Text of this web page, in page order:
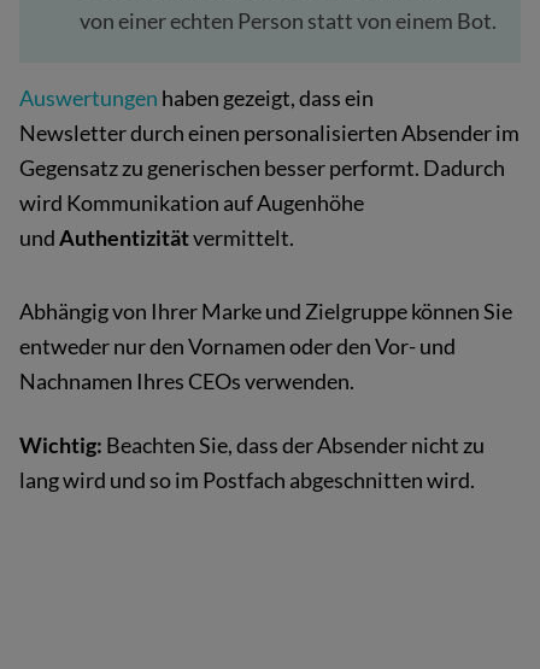
von einer echten Person statt von einem Bot.
Auswertungen haben gezeigt, dass ein
Newsletterdurch einen personalisierten Absender im
Gegensatz zu generischen besser performt. Dadurch
wird Kommunikation auf Augenhöhe
undAuthentizitätvermittelt.
Abhängig von Ihrer Marke und Zielgruppe können Sie
entweder nur den Vornamen oder den Vor- und
Nachnamen Ihres CEOs verwenden.
Wichtig: Beachten Sie, dass der Absender nicht zu
lang wird und so im Postfach abgeschnitten wird.